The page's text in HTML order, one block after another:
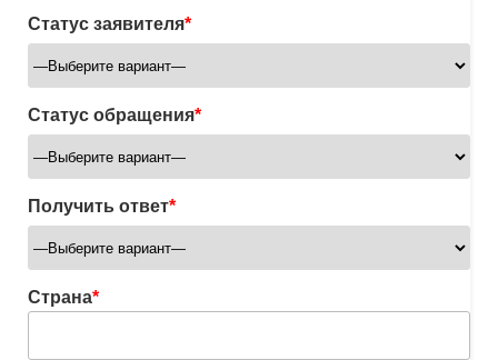
Статус заявителя*
Статус обращения*
Получить ответ*
Страна*